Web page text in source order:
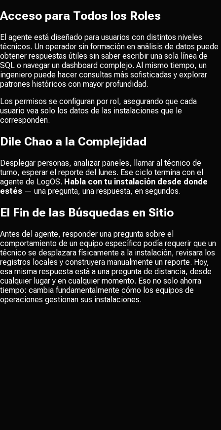
Acceso para Todos los Roles
El agente está diseñado para usuarios con distintos niveles
técnicos. Un operador sin formación en análisis de datos puede
obtener respuestas útiles sin saber escribir una sola línea de
SQL o navegar un dashboard complejo. Al mismo tiempo, un
ingeniero puede hacer consultas más sofisticadas y explorar
patrones históricos con mayor profundidad.
Los permisos se configuran por rol, asegurando que cada
usuario vea solo los datos de las instalaciones que le
corresponden.
Dile Chao a la Complejidad
Desplegar personas, analizar paneles, llamar al técnico de
turno, esperar el reporte del lunes. Ese ciclo termina con el
agente de LogOS. Habla con tu instalación desde donde
estés — una pregunta, una respuesta, en segundos.
El Fin de las Búsquedas en Sitio
Antes del agente, responder una pregunta sobre el
comportamiento de un equipo específico podía requerir que un
técnico se desplazara físicamente a la instalación, revisara los
registros locales y construyera manualmente un reporte. Hoy,
esa misma respuesta está a una pregunta de distancia, desde
cualquier lugar y en cualquier momento. Eso no solo ahorra
tiempo: cambia fundamentalmente cómo los equipos de
operaciones gestionan sus instalaciones.